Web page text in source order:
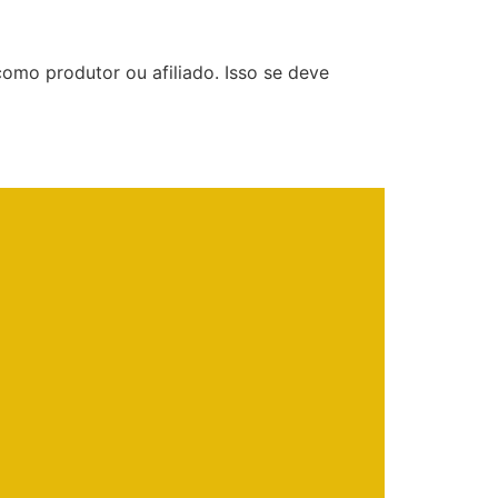
produtor ou afiliado. Isso se deve